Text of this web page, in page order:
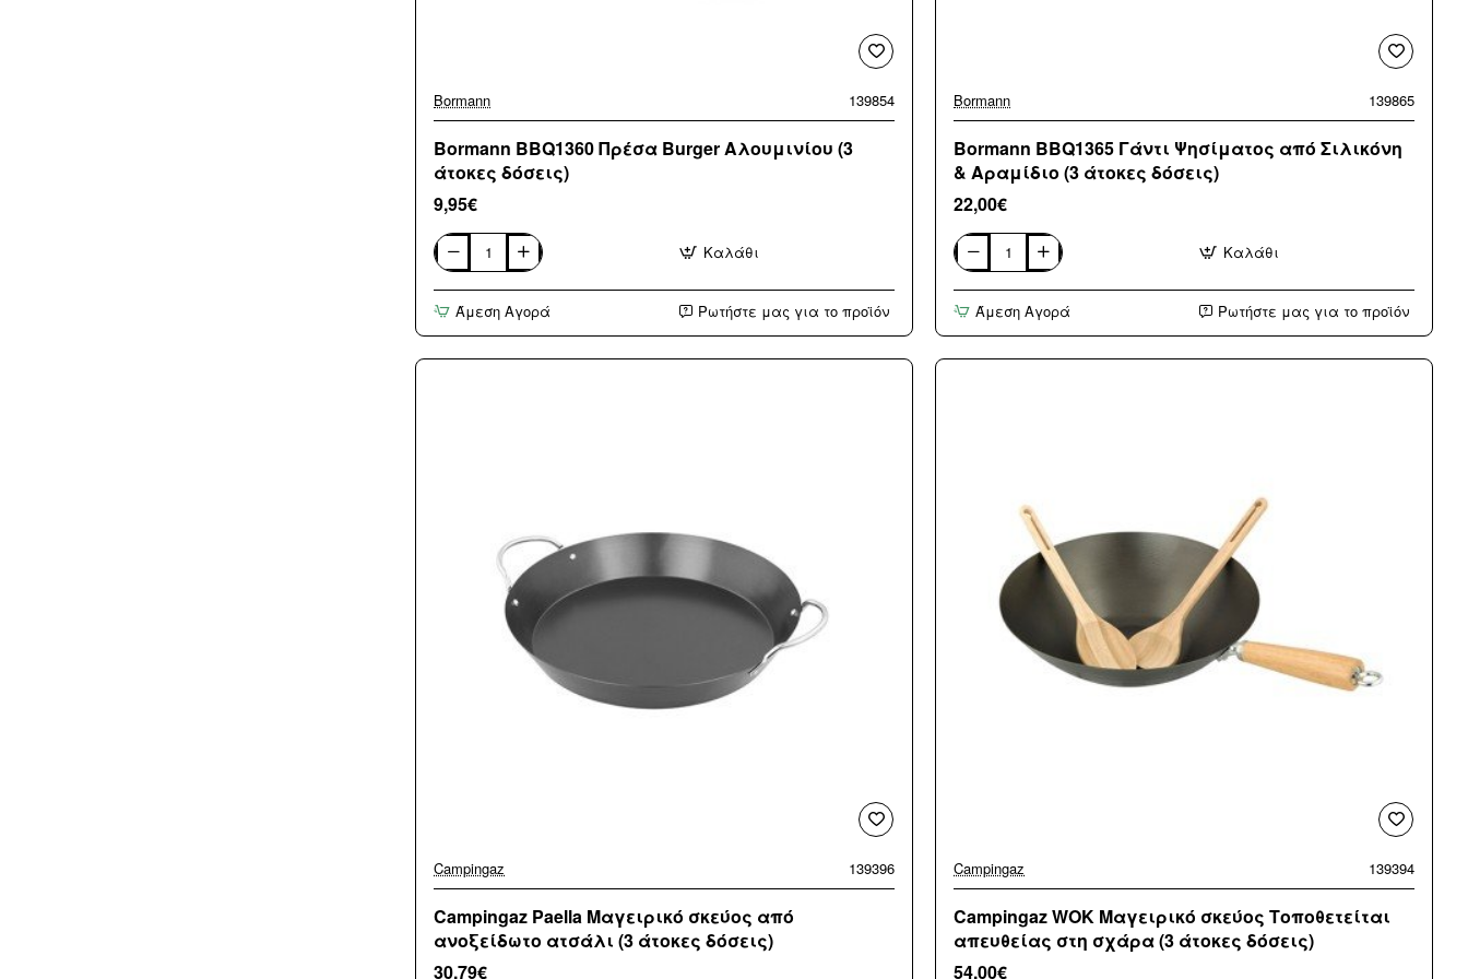
Bormann 139854
Bormann BBQ1360 Πρέσα Burger Αλουμινίου (3
άτοκες δόσεις)
9,95€
Bormann
BBQ1360
Πρέσα
Burger
άτοκες
Καλάθι
Άμεση Αγορά Ρωτήστε μας για το προϊόν
Bormann 139865
Bormann BBQ1365 Γάντι Ψησίματος από Σιλικόνη
& Αραμίδιο (3 άτοκες δόσεις)
22,00€
Bormann
BBQ1365
Γάντι
Ψησίματος
&
Καλάθι
Άμεση Αγορά Ρωτήστε μας για το προϊόν
Campingaz 139396
Campingaz Paella Μαγειρικό σκεύος από
ανοξείδωτο ατσάλι (3 άτοκες δόσεις)
30,79€
Campingaz 139394
Campingaz WOK Μαγειρικό σκεύος Τοποθετείται
απευθείας στη σχάρα (3 άτοκες δόσεις)
54,00€